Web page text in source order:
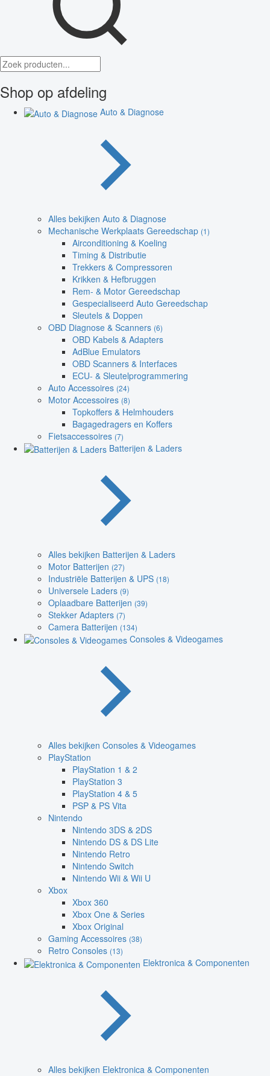
Shop op afdeling
Auto & Diagnose
Alles bekijken Auto & Diagnose
Mechanische Werkplaats Gereedschap (1)
Airconditioning & Koeling
Timing & Distributie
Trekkers & Compressoren
Krikken & Hefbruggen
Rem- & Motor Gereedschap
Gespecialiseerd Auto Gereedschap
Sleutels & Doppen
OBD Diagnose & Scanners (6)
OBD Kabels & Adapters
AdBlue Emulators
OBD Scanners & Interfaces
ECU- & Sleutelprogrammering
Auto Accessoires (24)
Motor Accessoires (8)
Topkoffers & Helmhouders
Bagagedragers en Koffers
Fietsaccessoires (7)
Batterijen & Laders
Alles bekijken Batterijen & Laders
Motor Batterijen (27)
Industriële Batterijen & UPS (18)
Universele Laders (9)
Oplaadbare Batterijen (39)
Stekker Adapters (7)
Camera Batterijen (134)
Consoles & Videogames
Alles bekijken Consoles & Videogames
PlayStation
PlayStation 1 & 2
PlayStation 3
PlayStation 4 & 5
PSP & PS Vita
Nintendo
Nintendo 3DS & 2DS
Nintendo DS & DS Lite
Nintendo Retro
Nintendo Switch
Nintendo Wii & Wii U
Xbox
Xbox 360
Xbox One & Series
Xbox Original
Gaming Accessoires (38)
Retro Consoles (13)
Elektronica & Componenten
Alles bekijken Elektronica & Componenten